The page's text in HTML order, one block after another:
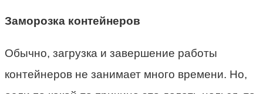
Заморозка контейнеров
Обычно, загрузка и завершение работы
контейнеров не занимает много времени. Но,